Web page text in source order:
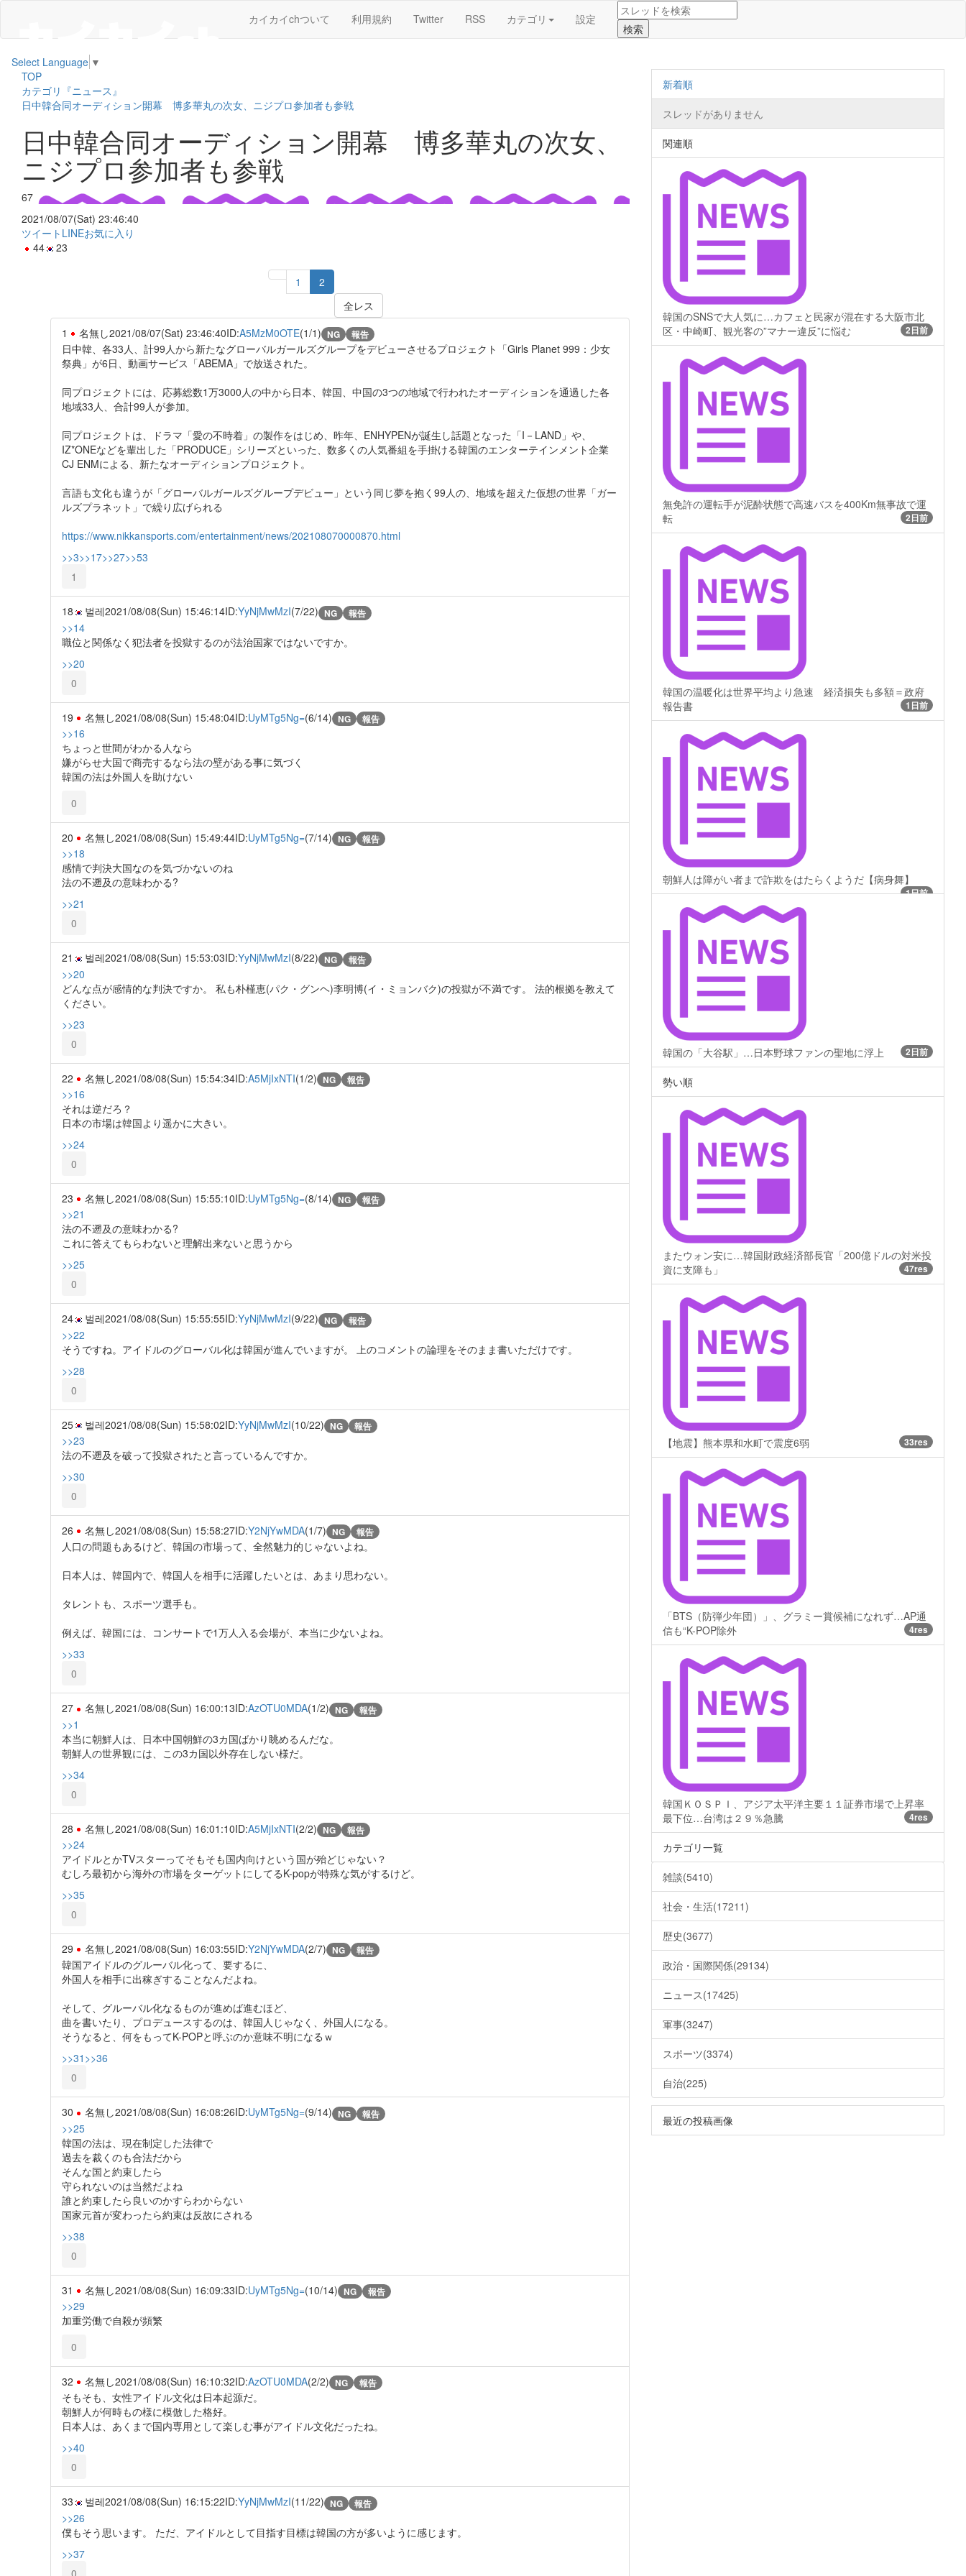
カイカイchついて 利用規約 Twitter RSS カテゴリ 設定
Select Language ▼
TOP
カテゴリ『ニュース』
日中韓合同オーディション開幕 博多華丸の次女、ニジプロ参加者も参戦
日中韓合同オーディション開幕 博多華丸の次女、
ニジプロ参加者も参戦
67
2021/08/07(Sat) 23:46:40
ツイート LINEお気に入り
44
23
1
2
全レス
1
名無し2021/08/07(Sat) 23:46:40ID:A5MzM0OTE(1/1) NG 報告
日中韓、各33人、計99人から新たなグローバルガールズグループをデビューさせるプロジェクト「Girls Planet 999：少女
祭典」が6日、動画サービス「ABEMA」で放送された。
同プロジェクトには、応募総数1万3000人の中から日本、韓国、中国の3つの地域で行われたオーディションを通過した各
地域33人、合計99人が参加。
同プロジェクトは、ドラマ「愛の不時着」の製作をはじめ、昨年、ENHYPENが誕生し話題となった「I－LAND」や、
IZ*ONEなどを輩出した「PRODUCE」シリーズといった、数多くの人気番組を手掛ける韓国のエンターテインメント企業
CJ ENMによる、新たなオーディションプロジェクト。
言語も文化も違うが「グローバルガールズグループデビュー」という同じ夢を抱く99人の、地域を超えた仮想の世界「ガー
ルズプラネット」で繰り広げられる
https://www.nikkansports.com/entertainment/news/202108070000870.html
>>3>>17>>27>>53
1
18 벌레2021/08/08(Sun) 15:46:14ID:YyNjMwMzI(7/22) NG 報告
>>14
職位と関係なく犯法者を投獄するのが法治国家ではないですか。
>>20
0
19 名無し2021/08/08(Sun) 15:48:04ID:UyMTg5Ng=(6/14) NG 報告
>>16
ちょっと世間がわかる人なら
嫌がらせ大国で商売するなら法の壁がある事に気づく
韓国の法は外国人を助けない
0
20 名無し2021/08/08(Sun) 15:49:44ID:UyMTg5Ng=(7/14) NG 報告
>>18
感情で判決大国なのを気づかないのね
法の不遡及の意味わかる?
>>21
0
21 벌레2021/08/08(Sun) 15:53:03ID:YyNjMwMzI(8/22) NG 報告
>>20
どんな点が感情的な判決ですか。 私も朴槿恵(パク・グンヘ)李明博(イ・ミョンバク)の投獄が不満です。 法的根拠を教えて
ください。
>>23
0
22 名無し2021/08/08(Sun) 15:54:34ID:A5MjIxNTI(1/2) NG 報告
>>16
それは逆だろ？
日本の市場は韓国より遥かに大きい。
>>24
0
23 名無し2021/08/08(Sun) 15:55:10ID:UyMTg5Ng=(8/14) NG 報告
>>21
法の不遡及の意味わかる?
これに答えてもらわないと理解出来ないと思うから
>>25
0
24 벌레2021/08/08(Sun) 15:55:55ID:YyNjMwMzI(9/22) NG 報告
>>22
そうですね。アイドルのグローバル化は韓国が進んでいますが。 上のコメントの論理をそのまま書いただけです。
>>28
0
25 벌레2021/08/08(Sun) 15:58:02ID:YyNjMwMzI(10/22) NG 報告
>>23
法の不遡及を破って投獄されたと言っているんですか。
>>30
0
26 名無し2021/08/08(Sun) 15:58:27ID:Y2NjYwMDA(1/7) NG 報告
人口の問題もあるけど、韓国の市場って、全然魅力的じゃないよね。
日本人は、韓国内で、韓国人を相手に活躍したいとは、あまり思わない。
タレントも、スポーツ選手も。
例えば、韓国には、コンサートで1万人入る会場が、本当に少ないよね。
>>33
0
27 名無し2021/08/08(Sun) 16:00:13ID:AzOTU0MDA(1/2) NG 報告
>>1
本当に朝鮮人は、日本中国朝鮮の3カ国ばかり眺めるんだな。
朝鮮人の世界観には、この3カ国以外存在しない様だ。
>>34
0
28 名無し2021/08/08(Sun) 16:01:10ID:A5MjIxNTI(2/2) NG 報告
>>24
アイドルとかTVスターってそもそも国内向けという国が殆どじゃない？
むしろ最初から海外の市場をターゲットにしてるK-popが特殊な気がするけど。
>>35
0
29 名無し2021/08/08(Sun) 16:03:55ID:Y2NjYwMDA(2/7) NG 報告
韓国アイドルのグルーバル化って、要するに、
外国人を相手に出稼ぎすることなんだよね。
そして、グルーバル化なるものが進めば進むほど、
曲を書いたり、プロデュースするのは、韓国人じゃなく、外国人になる。
そうなると、何をもってK-POPと呼ぶのか意味不明になるｗ
>>31 >>36
0
30 名無し2021/08/08(Sun) 16:08:26ID:UyMTg5Ng=(9/14) NG 報告
>>25
韓国の法は、現在制定した法律で
過去を裁くのも合法だから
そんな国と約束したら
守られないのは当然だよね
誰と約束したら良いのかすらわからない
国家元首が変わったら約束は反故にされる
>>38
0
31 名無し2021/08/08(Sun) 16:09:33ID:UyMTg5Ng=(10/14) NG 報告
>>29
加重労働で自殺が頻繁
0
32 名無し2021/08/08(Sun) 16:10:32ID:AzOTU0MDA(2/2) NG 報告
そもそも、女性アイドル文化は日本起源だ。
朝鮮人が何時もの様に模倣した格好。
日本人は、あくまで国内専用として楽しむ事がアイドル文化だったね。
>>40
0
33 벌레2021/08/08(Sun) 16:15:22ID:YyNjMwMzI(11/22) NG 報告
>>26
僕もそう思います。 ただ、アイドルとして目指す目標は韓国の方が多いように感じます。
>>37
0
新着順
スレッドがありません
関連順
韓国のSNSで大人気に…カフェと民家が混在する大阪市北
区・中崎町、観光客の”マナー違反”に悩む
2日前
無免許の運転手が泥酔状態で高速バスを400Km無事故で運
転
2日前
韓国の温暖化は世界平均より急速 経済損失も多額＝政府
報告書
1日前
朝鮮人は障がい者まで詐欺をはたらくようだ【病身舞】
1日前
韓国の「大谷駅」…日本野球ファンの聖地に浮上 2日前
勢い順
またウォン安に…韓国財政経済部長官「200億ドルの対米投
資に支障も」
47res
【地震】熊本県和水町で震度6弱 33res
「BTS（防弾少年団）」、グラミー賞候補になれず…AP通
信も“K-POP除外
4res
韓国ＫＯＳＰＩ、アジア太平洋主要１１証券市場で上昇率
最下位…台湾は２９％急騰
4res
カテゴリ一覧
雑談(5410)
社会・生活(17211)
歴史(3677)
政治・国際関係(29134)
ニュース(17425)
軍事(3247)
スポーツ(3374)
自治(225)
最近の投稿画像